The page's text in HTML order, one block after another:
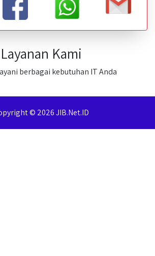
Layanan Kami
berbagai kebutuhan IT Anda
© 2026 JIB.Net.ID